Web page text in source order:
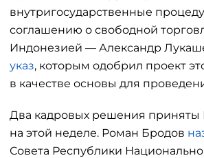
внутригосударственные
соглашению о свободной
Индонезией — Александр
указ, которым одобрил проект
в качестве основы для
Два кадровых решения приняты
на этой неделе. Роман Бродов
Совета Республики